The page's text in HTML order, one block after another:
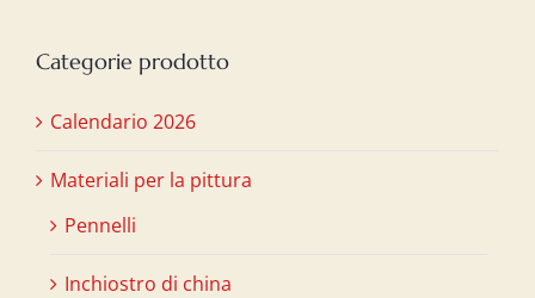
Categorie prodotto
Calendario 2026
Materiali per la pittura
Pennelli
Inchiostro di china